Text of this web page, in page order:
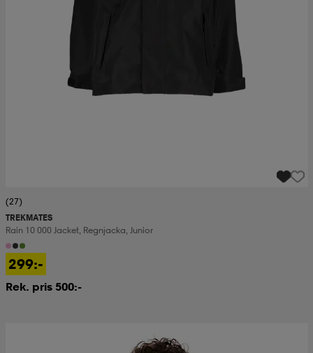
(27)
TREKMATES
Rain 10 000 Jacket, Regnjacka, Junior
299:-
Rek. pris 500:-